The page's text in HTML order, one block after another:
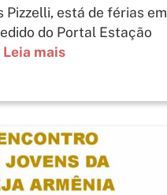
está de férias em
do Portal Estação
Leia mais